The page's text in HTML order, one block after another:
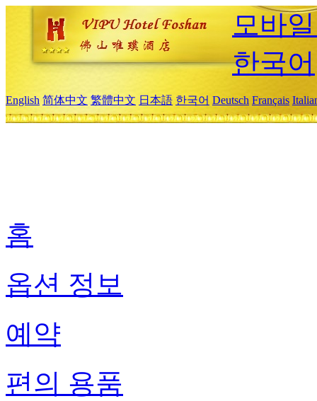
모바
한국어
English 简体中文 繁體中文 日本語 한국어 Deutsch Français
홈
옵션 정보
예약
편의 용품